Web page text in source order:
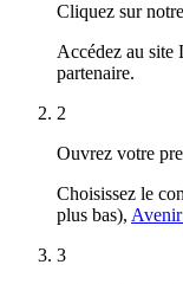
Cliquez sur
Accédez au
partenaire.
2
Ouvrez votre
Choisissez le
plus bas),
3